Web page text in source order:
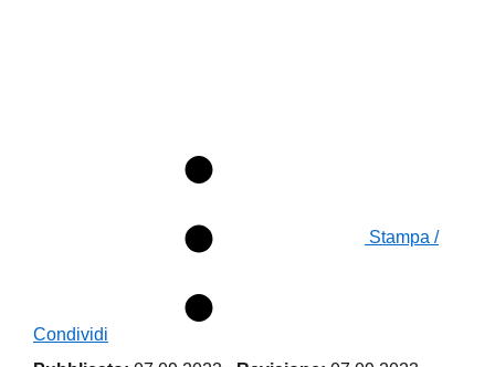
Stampa /
Condividi